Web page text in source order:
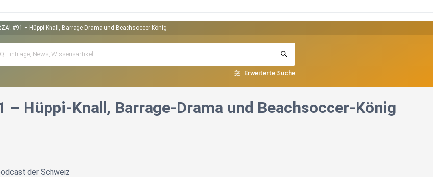
#91 – Hüppi-Knall, Barrage-Drama und Beachsoccer-König
Erweiterte Suche
– Hüppi-Knall, Barrage-Drama und Beachsoccer-König
der Schweiz